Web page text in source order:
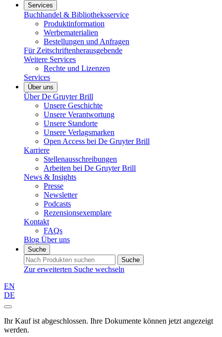
Services
Buchhandel & Bibliotheksservice
Produktinformation
Werbematerialien
Bestellungen und Anfragen
Für Zeitschriftenherausgebende
Weitere Services
Rechte und Lizenzen
Services
Über uns
Über De Gruyter Brill
Unsere Geschichte
Unsere Verantwortung
Unsere Standorte
Unsere Verlagsmarken
Open Access bei De Gruyter Brill
Karriere
Stellenausschreibungen
Arbeiten bei De Gruyter Brill
News & Insights
Presse
Newsletter
Podcasts
Rezensionsexemplare
Kontakt
FAQs
Blog Über uns
Suche
Suche
Zur erweiterten Suche wechseln
EN
DE
Ihr Kauf ist abgeschlossen. Ihre Dokumente können jetzt angezeigt
werden.